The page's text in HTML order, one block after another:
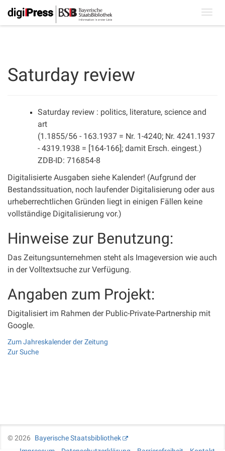
Saturday review
Saturday review : politics, literature, science and
art
(1.1855/56 - 163.1937 = Nr. 1-4240; Nr. 4241.1937
- 4319.1938 = [164-166]; damit Ersch. eingest.)
ZDB-ID: 716854-8
Digitalisierte Ausgaben siehe Kalender! (Aufgrund der
Bestandssituation, noch laufender Digitalisierung oder aus
urheberrechtlichen Gründen liegt in einigen Fällen keine
vollständige Digitalisierung vor.)
Hinweise zur Benutzung:
Das Zeitungsunternehmen steht als Imageversion wie auch
in der Volltextsuche zur Verfügung.
Angaben zum Projekt:
Digitalisiert im Rahmen der Public-Private-Partnership mit
Google.
Zum Jahreskalender der Zeitung
Zur Suche
©2026
Bayerische Staatsbibliothek